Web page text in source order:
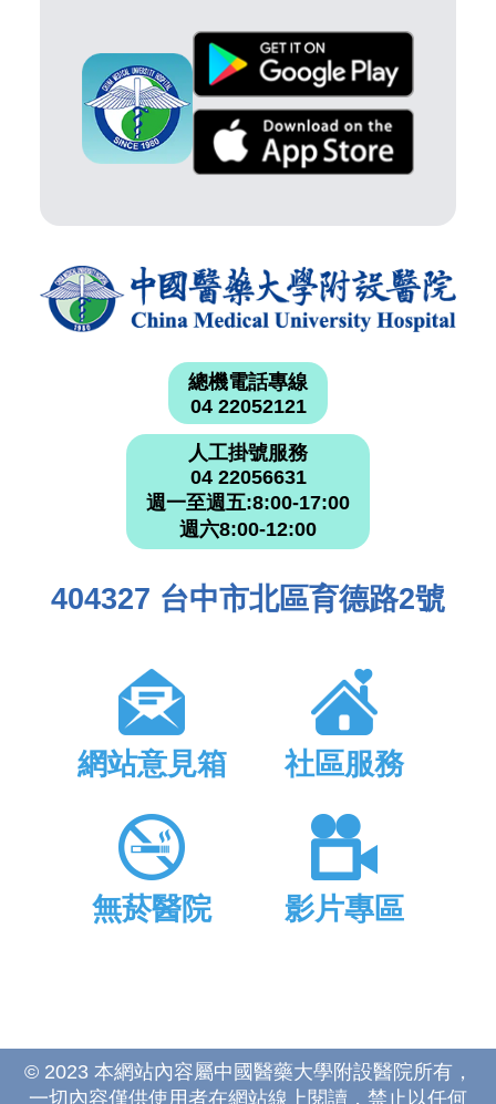
總機電話專線
04 22052121
人工掛號服務
04 22056631
週一至週五:8:00-17:00
週六8:00-12:00
404327 台中市北區育德路2號
網站意見箱 社區服務
無菸醫院 影片專區
© 2023 本網站內容屬中國醫藥大學附設醫院所有，
一切內容僅供使用者在網站線上閱讀，禁止以任何